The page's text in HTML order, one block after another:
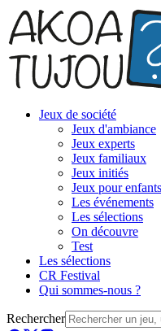
Jeux de société
Jeux d'ambiance
Jeux experts
Jeux familiaux
Jeux initiés
Jeux pour enfants
Les événements
Les sélections
On découvre
Test
Les sélections
CR Festival
Qui sommes-nous ?
Rechercher